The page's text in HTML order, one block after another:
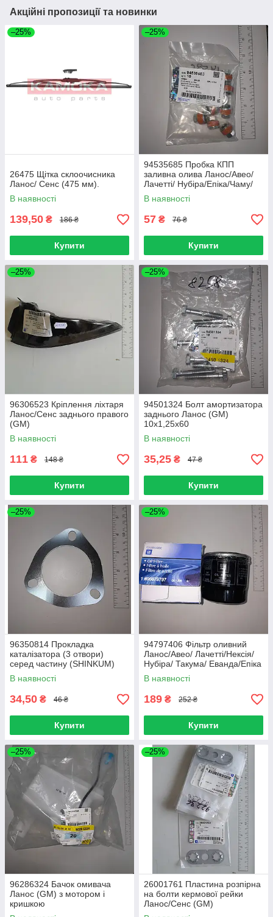
Акційні пропозиції та новинки
–25%
26475 Щітка склоочисника
Ланос/ Сенс (475 мм).
В наявності
139,50 ₴ 186 ₴
Купити
–25%
94535685 Пробка КПП
заливна олива Ланос/Авео/
Лачетті/ Нубіра/Епіка/Чаму/
Гармата/Леганза (GM)
В наявності
57 ₴ 76 ₴
Купити
–25%
96306523 Кріплення ліхтаря
Ланос/Сенс заднього правого
(GM)
В наявності
111 ₴ 148 ₴
Купити
–25%
94501324 Болт амортизатора
заднього Ланос (GM)
10х1,25х60
В наявності
35,25 ₴ 47 ₴
Купити
–25%
96350814 Прокладка
каталізатора (3 отвори)
серед частину (SHINKUM)
металеталу Ланос/ Лачетті/
Леганза/ Нубіру
В наявності
34,50 ₴ 46 ₴
Купити
–25%
94797406 Фільтр оливний
Ланос/Авео/ Лачетті/Нексія/
Нубіра/ Такума/ Еванда/Епіка
(GM)
В наявності
189 ₴ 252 ₴
Купити
–25%
96286324 Бачок омивача
Ланос (GM) з мотором і
кришкою
–25%
26001761 Пластина розпірна
на болти кермової рейки
Ланос/Сенс (GM)